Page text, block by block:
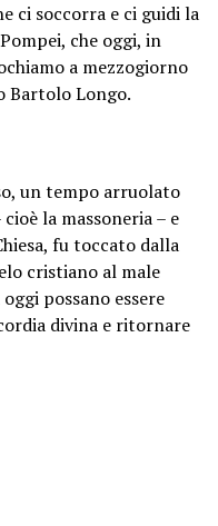
ci soccorra e ci guidi la
che oggi, in
a mezzogiorno
Bartolo Longo.
un tempo arruolato
la massoneria – e
fu toccato dalla
cristiano al male
possano essere
divina e ritornare